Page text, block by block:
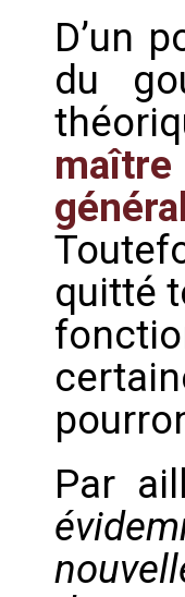
D’un
du
quitté
Par